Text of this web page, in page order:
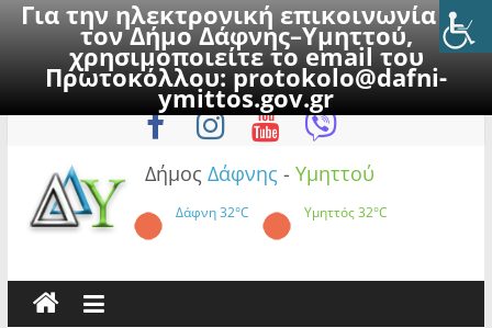
Για την ηλεκτρονική επικοινωνία με
τον Δήμο Δάφνης–Υμηττού,
χρησιμοποιείτε το email του
Πρωτοκόλλου:protokolo@dafni-
ymittos.gov.gr
to
Σάββατο, 8 Αυγούστου 2026
Δήμος Δάφνης - Υμηττού
Δάφνη32°C Υμηττός32°C